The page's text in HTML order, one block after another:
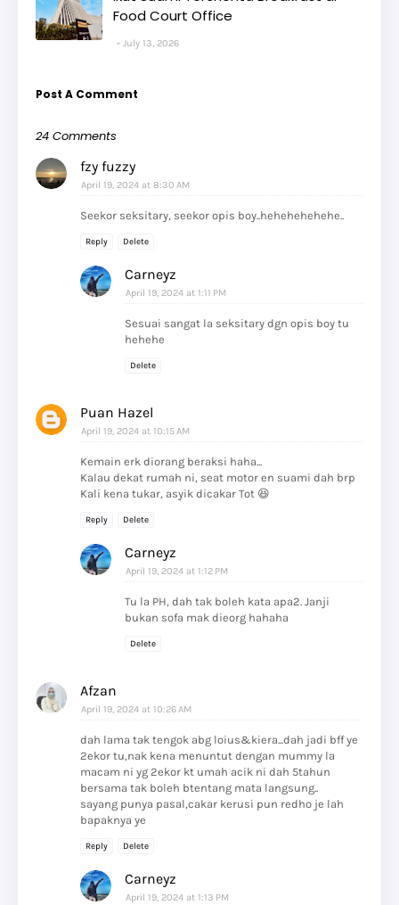
Food Court Office
July 13, 2026
Post A Comment
24 Comments
fzy fuzzy
April 19, 2024 at 8:30 AM
Seekor seksitary, seekor opis boy..hehehehehehe..
Reply Delete
Carneyz
April 19, 2024 at 1:11 PM
Sesuai sangat la seksitary dgn opis boy tu
hehehe
Delete
Puan Hazel
April 19, 2024 at 10:15 AM
Kemain erk diorang beraksi haha...
Kalau dekat rumah ni, seat motor en suami dah brp
Kali kena tukar, asyik dicakar Tot 😆
Reply Delete
Carneyz
April 19, 2024 at 1:12 PM
Tu la PH, dah tak boleh kata apa2. Janji
bukan sofa mak dieorg hahaha
Delete
Afzan
April 19, 2024 at 10:26 AM
dah lama tak tengok abg loius&kiera...dah jadi bff ye
2ekor tu,nak kena menuntut dengan mummy la
macam ni yg 2ekor kt umah acik ni dah 5tahun
bersama tak boleh btentang mata langsung..
sayang punya pasal,cakar kerusi pun redho je lah
bapaknya ye
Reply Delete
Carneyz
April 19, 2024 at 1:13 PM